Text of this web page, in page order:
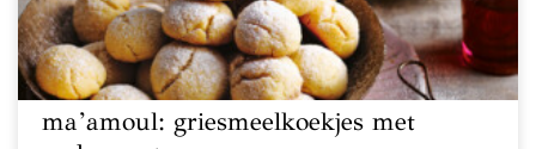
ma’amoul: griesmeelkoekjes met